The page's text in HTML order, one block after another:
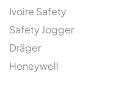
Ivoire Safety
Safety Jogger
Dräger
Honeywell